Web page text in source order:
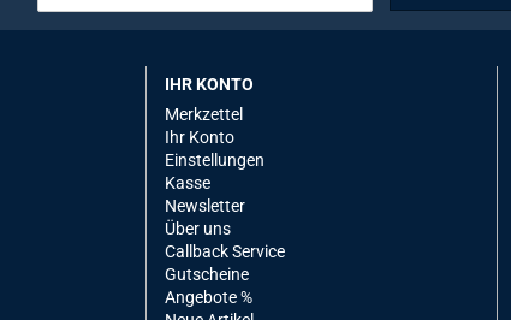
IHR KONTO
Merkzettel
Ihr Konto
Einstellungen
Kasse
Newsletter
Über uns
Callback Service
Gutscheine
Angebote %